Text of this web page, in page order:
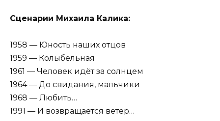
Сценарии Михаила Калика:
1958 — Юность наших отцов
1959 — Колыбельная
1961 — Человек идёт за солнцем
1964 — До свидания, мальчики
1968 — Любить…
1991 — И возвращается ветер…